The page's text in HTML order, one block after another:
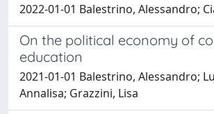
2022-01-01 Balestrino, Alessandro;
On the political economy of
education
2021-01-01 Balestrino, Alessandro;
Annalisa; Grazzini, Lisa